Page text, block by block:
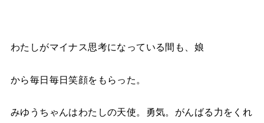
わたしがマイナス思考になっている間も、娘
から毎日毎日笑顔をもらった。
みゆうちゃんはわたしの天使。勇気。がんばる力をくれ